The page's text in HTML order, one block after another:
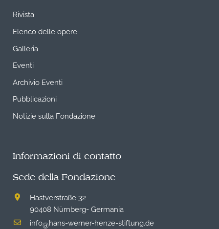
Rivista
Elenco delle opere
Galleria
Eventi
Archivio Eventi
Pubblicazioni
Notizie sulla Fondazione
Informazioni di contatto
Sede della Fondazione
Hastverstraße 32
90408 Nürnberg- Germania
info@hans-werner-henze-stiftung.de